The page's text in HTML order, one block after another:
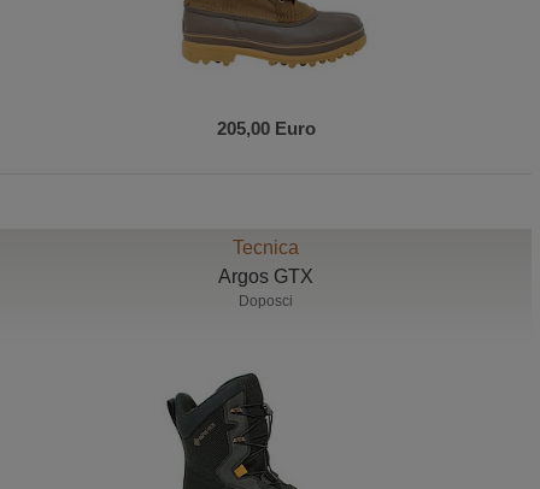
205,00 Euro
Tecnica
Argos GTX
Doposci